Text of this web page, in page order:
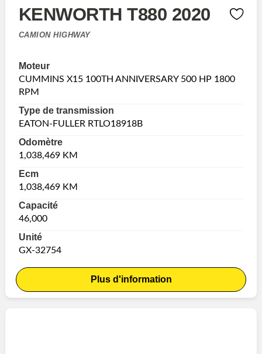
KENWORTH T880 2020
CAMION HIGHWAY
Moteur
CUMMINS X15 100TH ANNIVERSARY 500 HP 1800
RPM
Type de transmission
EATON-FULLER RTLO18918B
Odomètre
1,038,469 KM
Ecm
1,038,469 KM
Capacité
46,000
Unité
GX-32754
Plus d'information